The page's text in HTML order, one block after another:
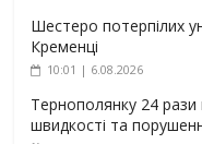
Шестеро потерпілих
Кременці
10:01 | 6.08.2026
Тернополянку 24
швидкості та